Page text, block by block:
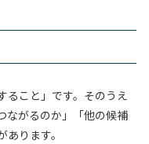
ること」です。そのうえ
ながるのか」「他の候補
ります。